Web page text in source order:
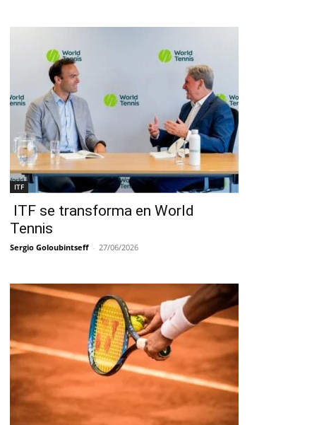
ITF
ITF se transforma en World
Tennis
Sergio Goloubintseff - 27/06/2026